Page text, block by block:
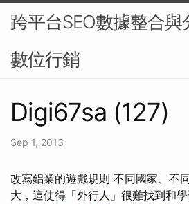
跨平台SEO數據整合
數位行銷
Digi67sa (127)
Sep 1, 2013
改寫鋁業的遊戲規則 不同國家、不
大，這使得「外行人」很難找到和學